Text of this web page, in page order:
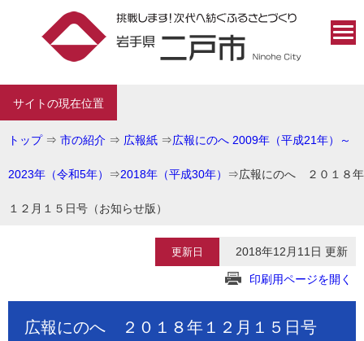
サイトの現在位置
トップ⇒ 市の紹介 ⇒ 広報紙 ⇒広報にのへ 2009年（平成21年）～
2023年（令和5年） ⇒2018年（平成30年） ⇒広報にのへ ２０１８年
１２月１５日号（お知らせ版）
更新日 2018年12月11日 更新
印刷用ページを開く
広報にのへ ２０１８年１２月１５日号